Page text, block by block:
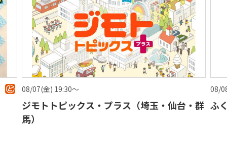
08/07(金) 19:30〜
ジモトトピックス・プラス（埼玉・仙台・群
馬）
08/
ふ